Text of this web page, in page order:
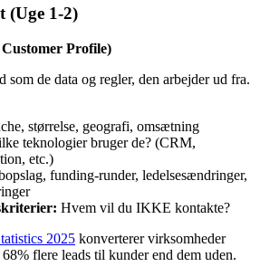
(Uge 1-2)
Profile)
som de data og regler, den arbejder ud fra.
størrelse, geografi, omsætning
teknologier bruger de? (CRM,
etc.)
funding-runder, ledelsesændringer,
Hvem vil du IKKE kontakte?
2025 konverterer virksomheder
flere leads til kunder end dem uden.